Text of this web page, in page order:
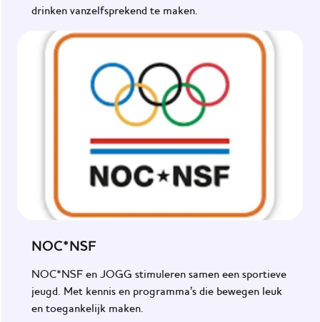
drinken vanzelfsprekend te maken.
NOC*NSF
NOC*NSF en JOGG stimuleren samen een sportieve
jeugd. Met kennis en programma’s die bewegen leuk
en toegankelijk maken.